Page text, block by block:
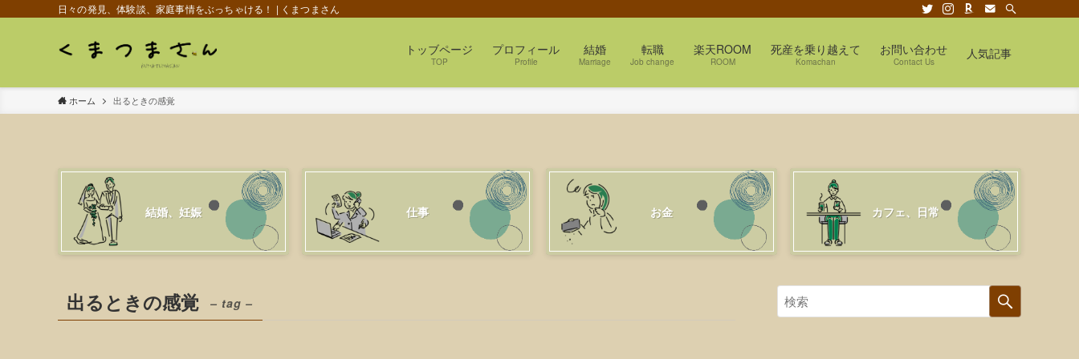
日々の発見、体験談、家庭事情をぶっちゃける！ | くまつまさん
トッブページ
TOP
プロフィール
Profile
結婚
Marriage
転職
Job change
楽天ROOM
ROOM
死産を乗り越えて
Komachan
お問い合わせ
Contact Us
人気記事
ホーム 出るときの感覚
結婚、妊娠 仕事 お金 カフェ、日常
出るときの感覚 – tag –